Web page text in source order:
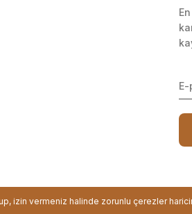
izin vermeniz halinde zorunlu çerezler